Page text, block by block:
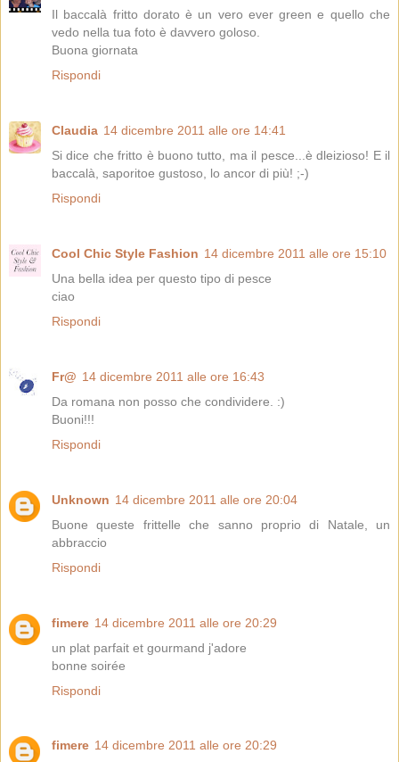
Il baccalà fritto dorato è un vero ever green e quello che
vedo nella tua foto è davvero goloso.
Buona giornata
Rispondi
Claudia 14 dicembre 2011 alle ore 14:41
Si dice che fritto è buono tutto, ma il pesce...è dleizioso! E il
baccalà, saporitoe gustoso, lo ancor di più! ;-)
Rispondi
Cool Chic Style Fashion 14 dicembre 2011 alle ore 15:10
Una bella idea per questo tipo di pesce
ciao
Rispondi
Fr@ 14 dicembre 2011 alle ore 16:43
Da romana non posso che condividere. :)
Buoni!!!
Rispondi
Unknown 14 dicembre 2011 alle ore 20:04
Buone queste frittelle che sanno proprio di Natale, un
abbraccio
Rispondi
fimere 14 dicembre 2011 alle ore 20:29
un plat parfait et gourmand j'adore
bonne soirée
Rispondi
fimere 14 dicembre 2011 alle ore 20:29